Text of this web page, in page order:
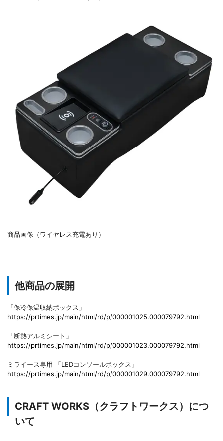
商品画像（ワイヤレス充電あり）
他商品の展開
「保冷保温収納ボックス」
https://prtimes.jp/main/html/rd/p/000001025.000079792.html
「断熱アルミシート」
https://prtimes.jp/main/html/rd/p/000001023.000079792.html
ミライース専用 「LEDコンソールボックス」
https://prtimes.jp/main/html/rd/p/000001029.000079792.html
CRAFT WORKS（クラフトワークス）につ
いて